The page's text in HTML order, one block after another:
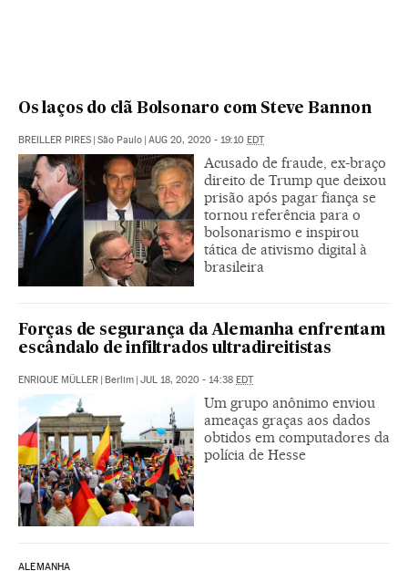
Os laços do clã Bolsonaro com Steve Bannon
BREILLER PIRES São Paulo AUG 20, 2020 - 19:10 EDT
Acusado de fraude, ex-braço
direito de Trump que deixou
prisão após pagar fiança se
tornou referência para o
bolsonarismo e inspirou
tática de ativismo digital à
brasileira
Forças de segurança da Alemanha enfrentam
escândalo de infiltrados ultradireitistas
ENRIQUE MÜLLER Berlim JUL 18, 2020 - 14:38 EDT
Um grupo anônimo enviou
ameaças graças aos dados
obtidos em computadores da
polícia de Hesse
ALEMANHA